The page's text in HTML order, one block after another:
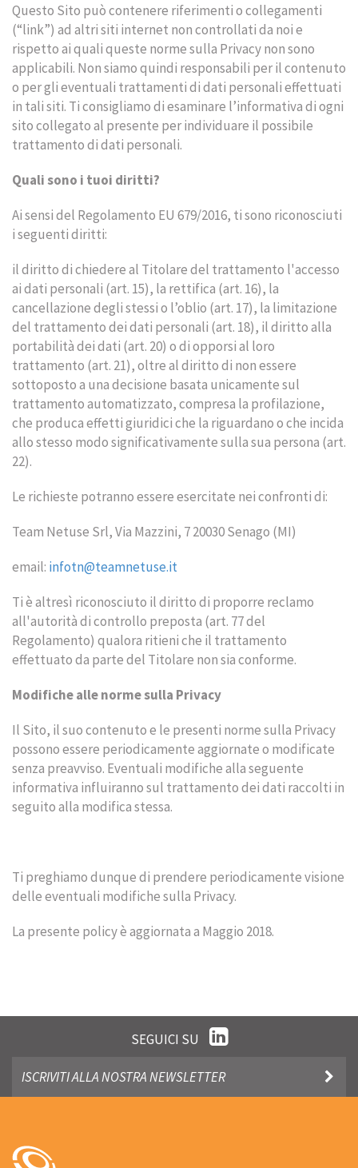
Questo Sito può contenere riferimenti o collegamenti
(“link”) ad altri siti internet non controllati da noi e
rispetto ai quali queste norme sulla Privacy non sono
applicabili. Non siamo quindi responsabili per il contenuto
o per gli eventuali trattamenti di dati personali effettuati
in tali siti. Ti consigliamo di esaminare l’informativa di ogni
sito collegato al presente per individuare il possibile
trattamento di dati personali.
Quali sono i tuoi diritti?
Ai sensi del Regolamento EU 679/2016, ti sono riconosciuti
i seguenti diritti:
il diritto di chiedere al Titolare del trattamento l'accesso
ai dati personali (art. 15), la rettifica (art. 16), la
cancellazione degli stessi o l’oblio (art. 17), la limitazione
del trattamento dei dati personali (art. 18), il diritto alla
portabilità dei dati (art. 20) o di opporsi al loro
trattamento (art. 21), oltre al diritto di non essere
sottoposto a una decisione basata unicamente sul
trattamento automatizzato, compresa la profilazione,
che produca effetti giuridici che la riguardano o che incida
allo stesso modo significativamente sulla sua persona (art.
22).
Le richieste potranno essere esercitate nei confronti di:
Team Netuse Srl, Via Mazzini, 7 20030 Senago (MI)
email: infotn@teamnetuse.it
Ti è altresì riconosciuto il diritto di proporre reclamo
all'autorità di controllo preposta (art. 77 del
Regolamento) qualora ritieni che il trattamento
effettuato da parte del Titolare non sia conforme.
Modifiche alle norme sulla Privacy
Il Sito, il suo contenuto e le presenti norme sulla Privacy
possono essere periodicamente aggiornate o modificate
senza preavviso. Eventuali modifiche alla seguente
informativa influiranno sul trattamento dei dati raccolti in
seguito alla modifica stessa.
Ti preghiamo dunque di prendere periodicamente visione
delle eventuali modifiche sulla Privacy.
La presente policy è aggiornata a Maggio 2018.
SEGUICI SU